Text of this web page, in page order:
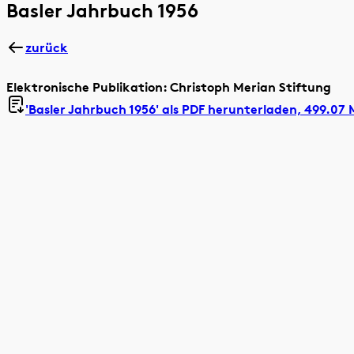
Basler Jahrbuch 1956
zurück
Elektronische Publikation: Christoph Merian Stiftung
'Basler Jahrbuch 1956' als PDF herunterladen, 499.07